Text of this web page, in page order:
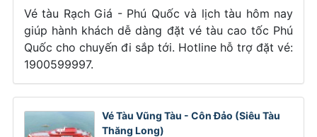
Vé tàu Rạch Giá - Phú Quốc và lịch tàu hôm nay
giúp hành khách dễ dàng đặt vé tàu cao tốc Phú
Quốc cho chuyến đi sắp tới. Hotline hỗ trợ đặt vé:
1900599997.
Vé Tàu Vũng Tàu - Côn Đảo (Siêu Tàu
Thăng Long)